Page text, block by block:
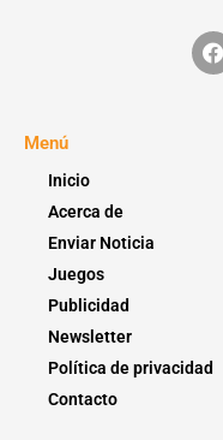
Menú
Inicio
Acerca de
Enviar Noticia
Juegos
Publicidad
Newsletter
Política de privacidad
Contacto